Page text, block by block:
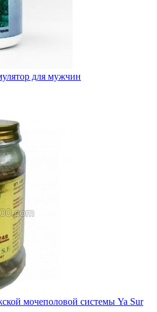
для мужчин
мочеполовой системы Ya Sur